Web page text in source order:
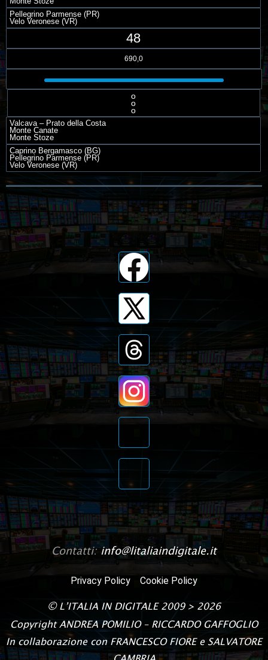
Pellegrino Parmense (PR)
Velo Veronese (VR)
48
690,0
o
o
o
Valcava – Prato della Costa
Monte Canate
Monte Stoze
Caprino Bergamasco (BG)
Pellegrino Parmense (PR)
Velo Veronese (VR)
Contatti:info@litaliaindigitale.it
Privacy Policy Cookie Policy
© L’ITALIA IN DIGITALE2009 > 2026
Copyright ANDREA POMILIO – RICCARDO GAFFOGLIO
In collaborazione con FRANCESCO FIORE e SALVATORE